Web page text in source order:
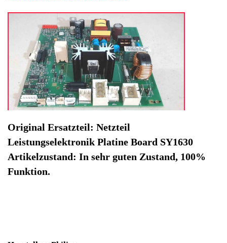
Hersteller: Philips
Kategorie: Philips Km
EAN: 4064816408708
Herstellernummer: 421941307691/03
Produktart: Netzteil Leistungselektronik Platine Board
Artikelzustand: Gebrauchteware
Netzteil Leistungselektronik Platine Board SY1630 Philips
HD8841 -2. Original Ersatzteil: Netzteil
Leistungselektronik Platine Board SY1630
Nicht lieferbar / OutOfStock